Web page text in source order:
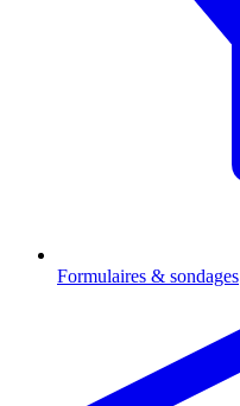
Formulaires & sondages